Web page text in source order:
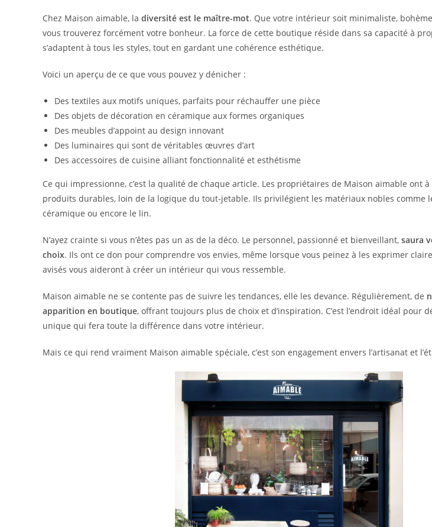
Chez Maison aimable, la diversité est le maître-mot. Que votre intérieur soit minimaliste,
vous trouverez forcément votre bonheur. La force de cette boutique réside dans sa capacité à
s’adaptent à tous les styles, tout en gardant une cohérence esthétique.
Voici un aperçu de ce que vous pouvez y dénicher :
Des textiles aux motifs uniques, parfaits pour réchauffer une pièce
Des objets de décoration en céramique aux formes organiques
Des meubles d’appoint au design innovant
Des luminaires qui sont de véritables œuvres d’art
Des accessoires de cuisine alliant fonctionnalité et esthétisme
Ce qui impressionne, c’est la qualité de chaque article. Les propriétaires de Maison aimable ont
produits durables, loin de la logique du tout-jetable. Ils privilégient les matériaux nobles comme
céramique ou encore le lin.
N’ayez crainte si vous n’êtes pas un as de la déco. Le personnel, passionné et bienveillant, saura
choix. Ils ont ce don pour comprendre vos envies, même lorsque vous peinez à les exprimer
avisés vous aideront à créer un intérieur qui vous ressemble.
Maison aimable ne se contente pas de suivre les tendances, elle les devance. Régulièrement, de
apparition en boutique, offrant toujours plus de choix et d’inspiration. C’est l’endroit idéal pour
unique qui fera toute la différence dans votre intérieur.
Mais ce qui rend vraiment Maison aimable spéciale, c’est son engagement envers l’artisanat et